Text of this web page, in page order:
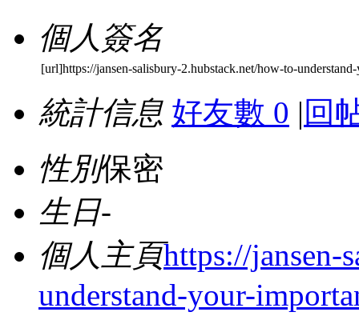
個人簽名
[url]https://jansen-salisbury-2.hubstack.net/how-to-
統計信息 好友數 0 | 回
性別保密
生日-
個人主頁https://jansen-
understand-your-